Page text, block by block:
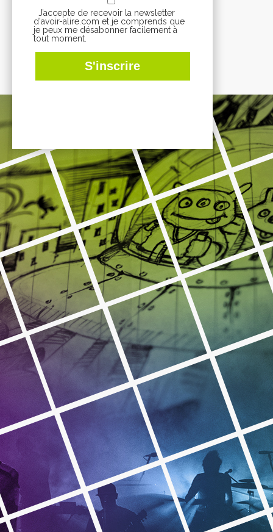
J’accepte de recevoir la newsletter
d'avoir-alire.com et je comprends que
je peux me désabonner facilement à
tout moment.